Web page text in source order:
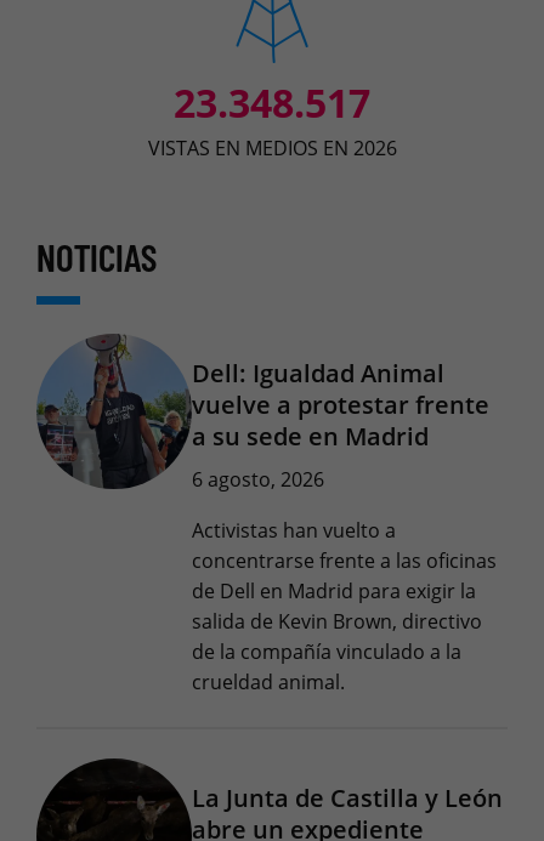
23.348.517
VISTAS EN MEDIOS EN 2026
NOTICIAS
Dell: Igualdad Animal
vuelve a protestar frente
a su sede en Madrid
6 agosto, 2026
Activistas han vuelto a
concentrarse frente a las oficinas
de Dell en Madrid para exigir la
salida de Kevin Brown, directivo
de la compañía vinculado a la
crueldad animal.
La Junta de Castilla y León
abre un expediente